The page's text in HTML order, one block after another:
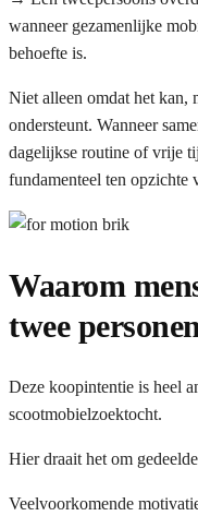
wanneer gezamenlijke
behoefte is.
Niet alleen omdat het kan,
ondersteunt. Wanneer
dagelijkse routine of vrije
fundamenteel ten opzichte
Waarom
twee
Deze koopintentie is heel
scootmobielzoektocht.
Hier draait het om
Veelvoorkomende